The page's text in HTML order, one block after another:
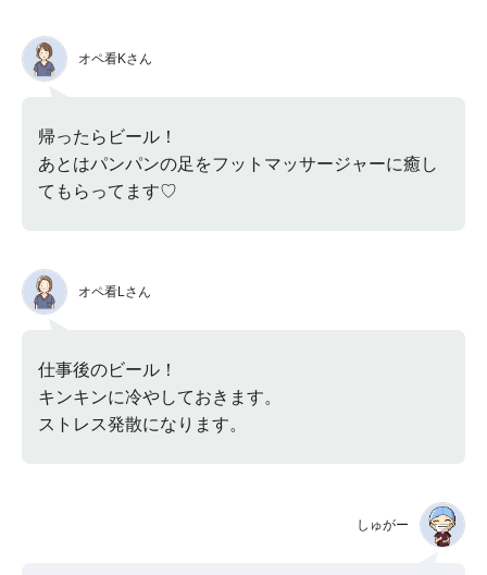
オペ看Kさん
帰ったらビール！
あとはパンパンの足をフットマッサージャーに癒し
てもらってます♡
オペ看Lさん
仕事後のビール！
キンキンに冷やしておきます。
ストレス発散になります。
しゅがー